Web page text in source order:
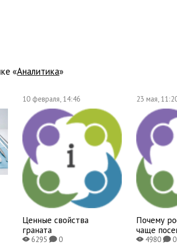
« Аналитика»
10 февраля, 14:46
Ценные свойства
граната
X6295K0
23 мая,
Почему
чаще
X4980K0